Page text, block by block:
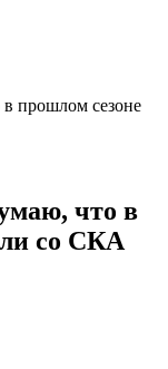
прошлом сезоне
что в
со СКА